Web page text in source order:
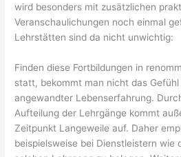
wird besonders mit zusätzlichen
Veranschaulichungen noch einmal
Lehrstätten sind da nicht unwichtig:
Finden diese Fortbildungen in
statt, bekommt man nicht das
angewandter Lebenserfahrung.
Aufteilung der Lehrgänge kommt
Zeitpunkt Langeweile auf. Daher
beispielsweise bei Dienstleistern wie